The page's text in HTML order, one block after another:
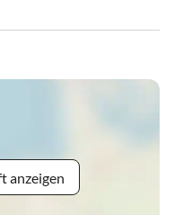
anzeigen